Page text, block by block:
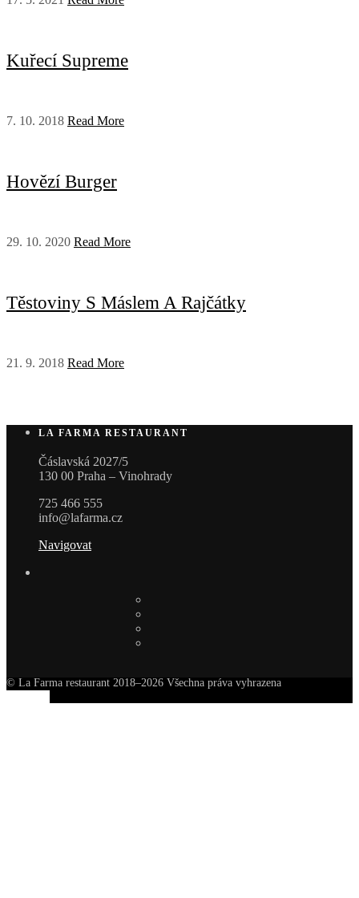
Kuřecí Supreme
7. 10. 2018 Read More
Hovězí Burger
29. 10. 2020 Read More
Těstoviny S Máslem A Rajčátky
21. 9. 2018 Read More
LA FARMA RESTAURANT
Čáslavská 2027/5
130 00 Praha – Vinohrady
725 466 555
info@lafarma.cz
Navigovat
© La Farma restaurant 2018–2026 Všechna práva vyhrazena